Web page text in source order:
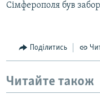
Сімферополя був
Поділитись
Читайте також